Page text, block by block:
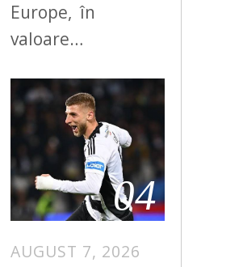
Europe, în
valoare…
04
AUGUST 7, 2026